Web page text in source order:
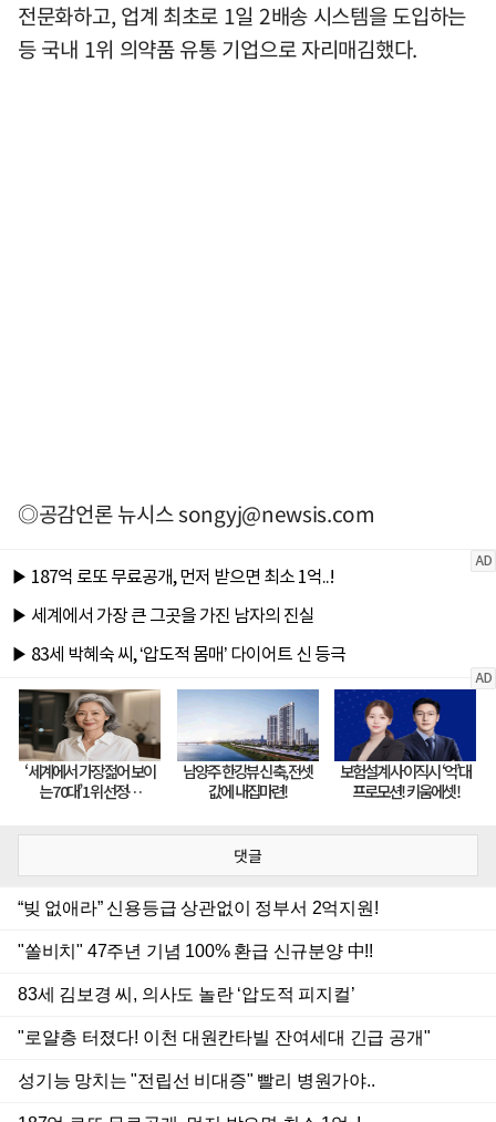
전문화하고, 업계 최초로 1일 2배송 시스템을 도입하는
등 국내 1위 의약품 유통 기업으로 자리매김했다.
◎공감언론 뉴시스songyj@newsis.com
댓글